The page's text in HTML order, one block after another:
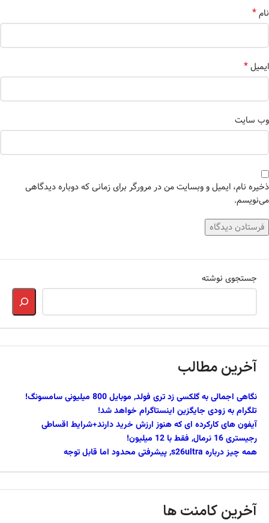
نام*
ایمیل*
وب‌ سایت
ذخیره نام، ایمیل و وبسایت من در مرورگر برای زمانی که دوباره دیدگاهی
می‌نویسم.
جستجوی نوشته
آخرین مطالب
نگاهی اجمالی به گلکسی زد تری فولد, موبایل 800 میلیونی سامسونگ!
تلگرام به زودی جایگزین اینستاگرام خواهد شد!
آیفون های کارکرده ای که هنوز ارزش خرید دارند+شرایط اقساطی
رجیستری 16 نرمال, فقط با 12 میلیون!
همه چیز درباره s26ultra, پیشرفتی محدود اما قابل توجه
آخرین کامنت ها